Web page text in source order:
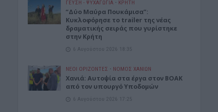
ΓΕΎΣΗ - ΨΥΧΑΓΩΓΊΑ • ΚΡΗΤΗ
“Δύο Μαύρα Πουκάμισα”:
Κυκλοφόρησε το trailer της νέας
δραματικής σειράς που γυρίστηκε
στην Κρήτη
6 Αυγούστου 2026 18:35
ΝΕΟΙ ΟΡΙΖΟΝΤΕΣ • ΝΟΜΌΣ ΧΑΝΊΩΝ
Χανιά: Αυτοψία στα έργα στον ΒΟΑΚ
από τον υπουργό Υποδομών
6 Αυγούστου 2026 17:25